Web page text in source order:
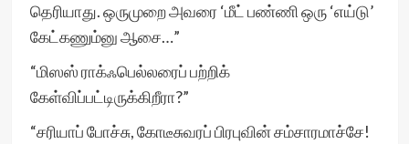
தெரியாது. ஒருமுறை அவரை ‘மீட் பண்ணி ஒரு ‘எய்டு’
கேட்கணும்னு ஆசை…”
“மிஸஸ் ராக்ஃபெல்லரைப் பற்றிக்
கேள்விப்பட்டிருக்கிறீரா?”
“சரியாப் போச்சு, கோடீசுவரப் பிரபுவின் சம்சாரமாச்சே!